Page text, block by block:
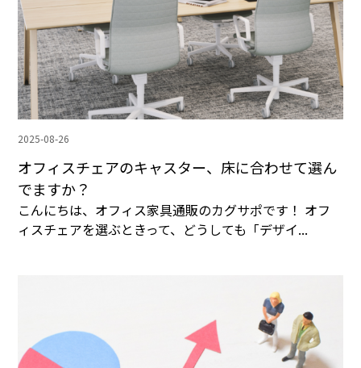
2025-08-26
オフィスチェアのキャスター、床に合わせて選ん
でますか？
こんにちは、オフィス家具通販のカグサポです！ オフ
ィスチェアを選ぶときって、どうしても「デザイ...